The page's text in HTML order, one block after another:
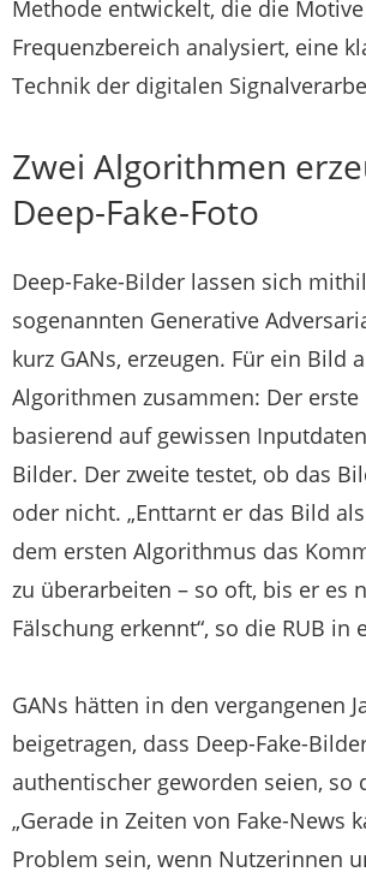
Methode entwickelt, die die
Frequenzbereich analysiert, eine
Technik der digitalen
Zwei Algorithmen
Deep-­Fake-Foto
Deep-Fake-Bilder lassen sich
sogenannten Generative
kurz GANs, erzeugen. Für ein Bild
Algorithmen zusammen: Der
basierend auf gewissen
Bilder. Der zweite testet, ob das
oder nicht. „Enttarnt er das Bild
dem ersten Algorithmus das
zu überarbeiten – so oft, bis er es
Fälschung erkennt“, so die RUB
GANs hätten in den vergangenen
beigetragen, dass Deep-Fake-
authentischer geworden seien, so
„Gerade in Zeiten von Fake-News
Problem sein, wenn Nutzerinnen